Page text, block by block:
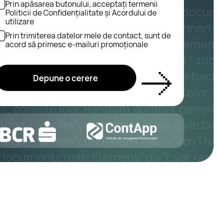
datelor mele de contact, sunt de
e-mailuri promoționale
o cerere